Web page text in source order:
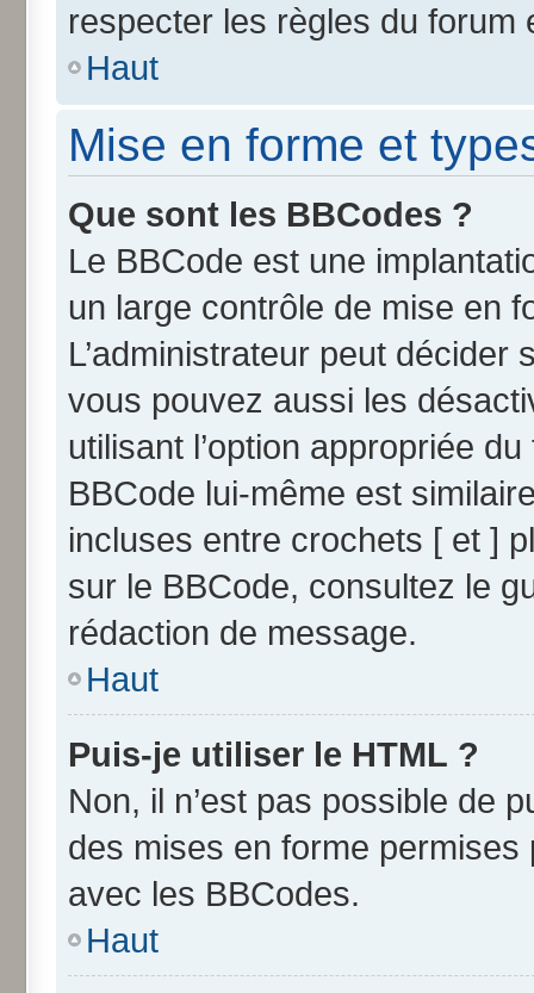
respecter les règles du forum
Haut
Mise en forme et
Que sont les BBCodes ?
Le BBCode est une
un large contrôle de mise en
L’administrateur peut
vous pouvez aussi les
utilisant l’option appropriée
BBCode lui-même est
incluses entre crochets [ et ]
sur le BBCode, consultez le
rédaction de message.
Haut
Puis-je utiliser le HTML ?
Non, il n’est pas possible de
des mises en forme
avec les BBCodes.
Haut